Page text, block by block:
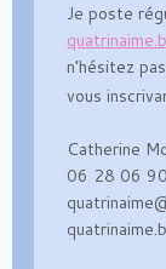
Je poste
n’hésitez
vous
Catherine
06 28 06